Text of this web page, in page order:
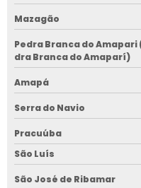
Mazagão
Pedra Branca do Amapari
dra Branca do Amaparí)
Amapá
Serra do Navio
Pracuúba
São Luís
São José de Ribamar